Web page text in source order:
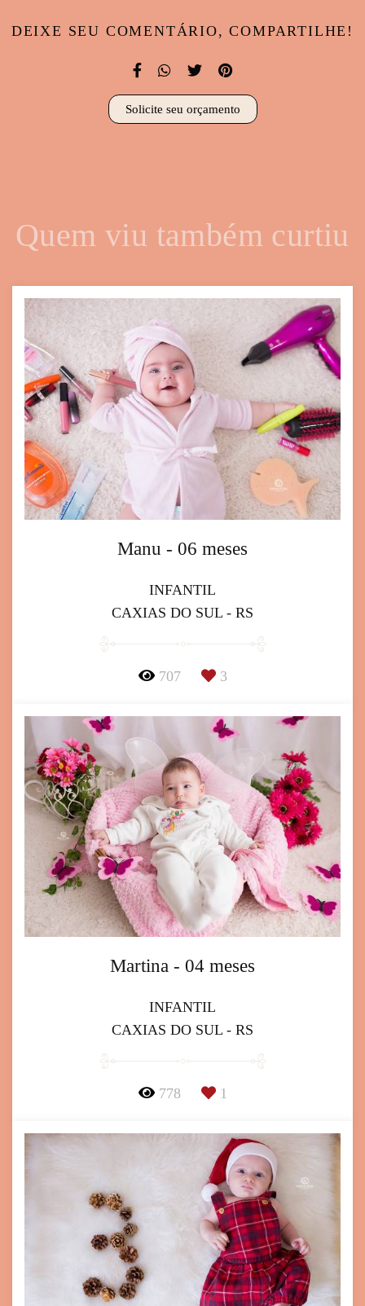
DEIXE SEU COMENTÁRIO, COMPARTILHE!
Solicite seu orçamento
Quem viu também curtiu
Manu - 06 meses
INFANTIL
CAXIAS DO SUL - RS
707 3
Martina - 04 meses
INFANTIL
CAXIAS DO SUL - RS
778 1